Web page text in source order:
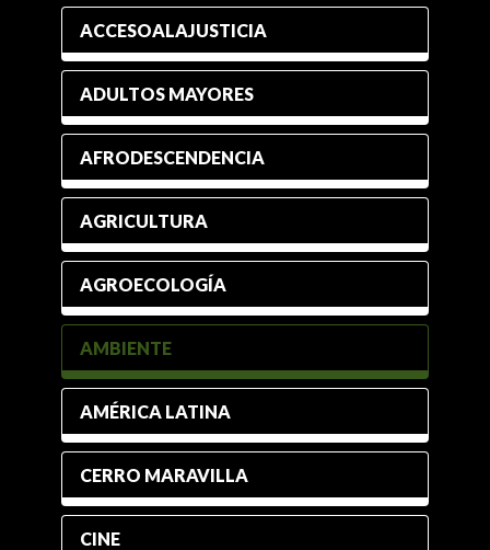
ACCESOALAJUSTICIA
ADULTOS MAYORES
AFRODESCENDENCIA
AGRICULTURA
AGROECOLOGÍA
AMBIENTE
AMÉRICA LATINA
CERRO MARAVILLA
CINE